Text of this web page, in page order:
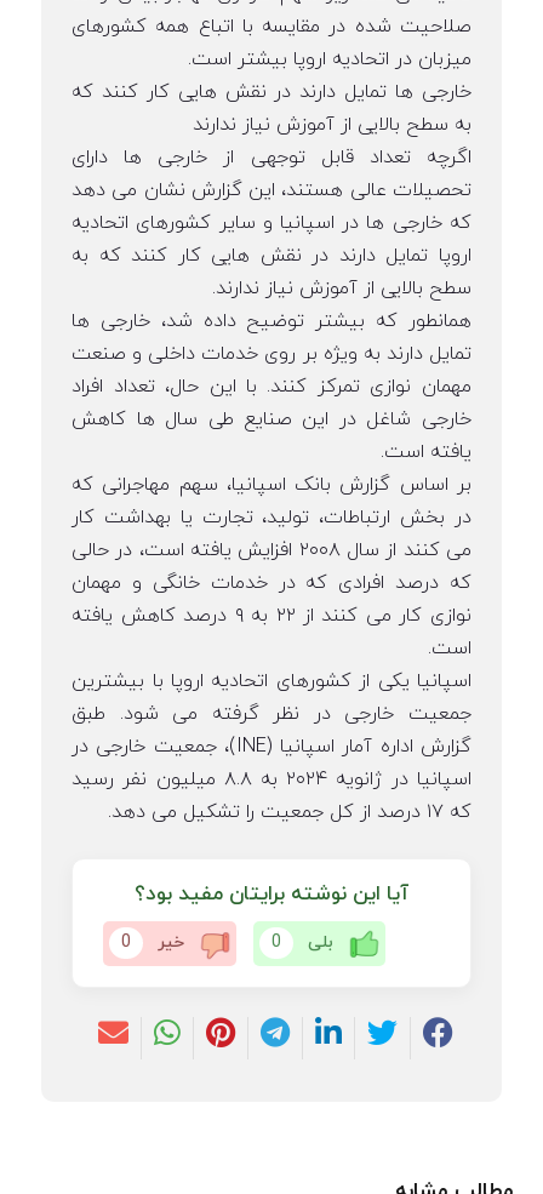
صلاحیت شده در مقایسه با اتباع همه کشورهای
میزبان در اتحادیه اروپا بیشتر است.
خارجی ها تمایل دارند در نقش هایی کار کنند که
به سطح بالایی از آموزش نیاز ندارند
اگرچه تعداد قابل توجهی از خارجی ها دارای
تحصیلات عالی هستند، این گزارش نشان می دهد
که خارجی ها در اسپانیا و سایر کشورهای اتحادیه
اروپا تمایل دارند در نقش هایی کار کنند که به
سطح بالایی از آموزش نیاز ندارند.
همانطور که بیشتر توضیح داده شد، خارجی ها
تمایل دارند به ویژه بر روی خدمات داخلی و صنعت
مهمان نوازی تمرکز کنند. با این حال، تعداد افراد
خارجی شاغل در این صنایع طی سال ها کاهش
یافته است.
بر اساس گزارش بانک اسپانیا، سهم مهاجرانی که
در بخش ارتباطات، تولید، تجارت یا بهداشت کار
می کنند از سال ۲۰۰۸ افزایش یافته است، در حالی
که درصد افرادی که در خدمات خانگی و مهمان
نوازی کار می کنند از ۲۲ به ۹ درصد کاهش یافته
است.
اسپانیا یکی از کشورهای اتحادیه اروپا با بیشترین
جمعیت خارجی در نظر گرفته می شود. طبق
گزارش اداره آمار اسپانیا (INE)، جمعیت خارجی در
اسپانیا در ژانویه ۲۰۲۴ به ۸.۸ میلیون نفر رسید
که ۱۷ درصد از کل جمعیت را تشکیل می دهد.
آیا این نوشته برایتان مفید بود؟
بلی 0 خیر 0